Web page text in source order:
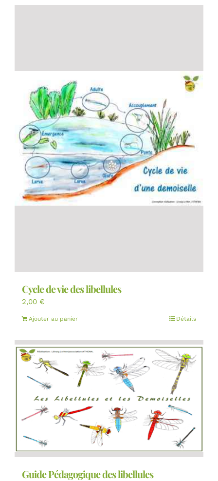
Cycle de vie des libellules
2,00 €
Ajouter au panier Détails
Guide Pédagogique des libellules